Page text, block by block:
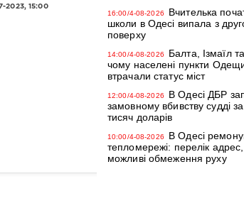
2023, 15:00
16:00/4-08-2026
Вчителька
школи в Одесі випала з
поверху
14:00/4-08-2026
Балта, Ізмаїл
чому населені пункти
втрачали статус міст
12:00/4-08-2026
В Одесі ДБР
замовному вбивству судді
тисяч доларів
10:00/4-08-2026
В Одесі
тепломережі: перелік
можливі обмеження руху